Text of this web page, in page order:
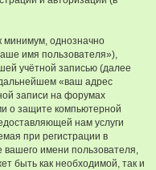
минимум, однозначно
имя пользователя»),
учётной записью (далее
«ваш адрес
записи на форумах
о защите компьютерной
нам услуги
при регистрации в
имени пользователя,
быть как необходимой, так и